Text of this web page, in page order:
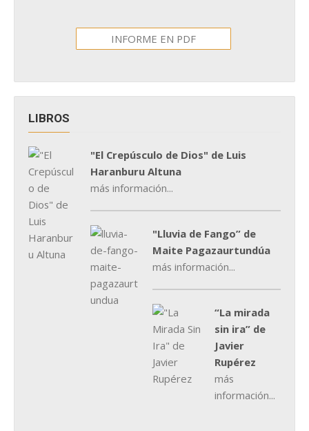
INFORME EN PDF
LIBROS
"El Crepúsculo de Dios" de Luis
Haranburu Altuna
más información...
"Lluvia de Fango” de
Maite Pagazaurtundúa
más información...
“La mirada
sin ira” de
Javier
Rupérez
más
información...